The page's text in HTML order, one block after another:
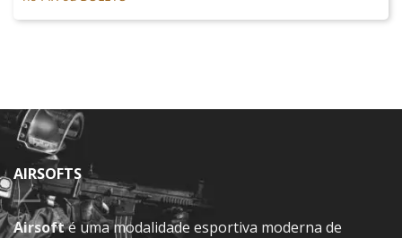
AIRSOFTS
Airsofté uma modalidade esportiva moderna de